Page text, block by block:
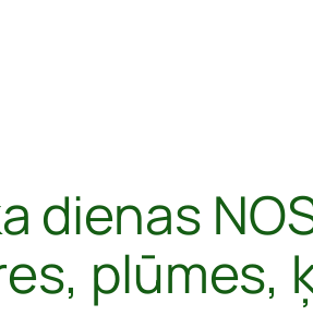
dienas
plūmes,